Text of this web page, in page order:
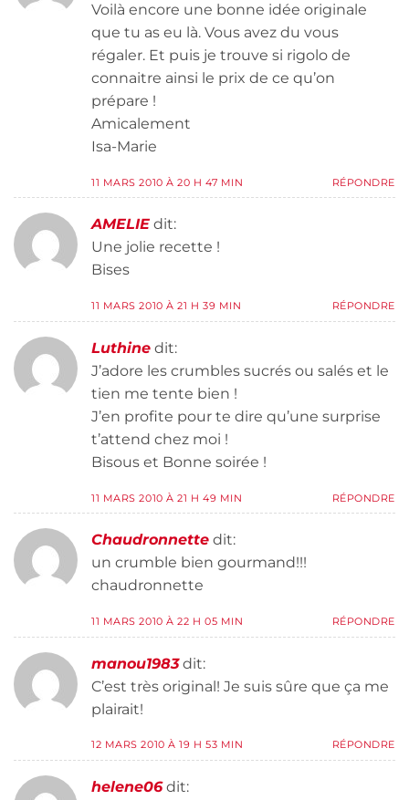
Voilà encore une bonne idée originale
que tu as eu là. Vous avez du vous
régaler. Et puis je trouve si rigolo de
connaitre ainsi le prix de ce qu’on
prépare !
Amicalement
Isa-Marie
11 MARS 2010 À 20 H 47 MIN RÉPONDRE
AMELIE dit:
Une jolie recette !
Bises
11 MARS 2010 À 21 H 39 MIN RÉPONDRE
Luthine dit:
J’adore les crumbles sucrés ou salés et le
tien me tente bien !
J’en profite pour te dire qu’une surprise
t’attend chez moi !
Bisous et Bonne soirée !
11 MARS 2010 À 21 H 49 MIN RÉPONDRE
Chaudronnette dit:
un crumble bien gourmand!!!
chaudronnette
11 MARS 2010 À 22 H 05 MIN RÉPONDRE
manou1983 dit:
C’est très original! Je suis sûre que ça me
plairait!
12 MARS 2010 À 19 H 53 MIN RÉPONDRE
helene06 dit: